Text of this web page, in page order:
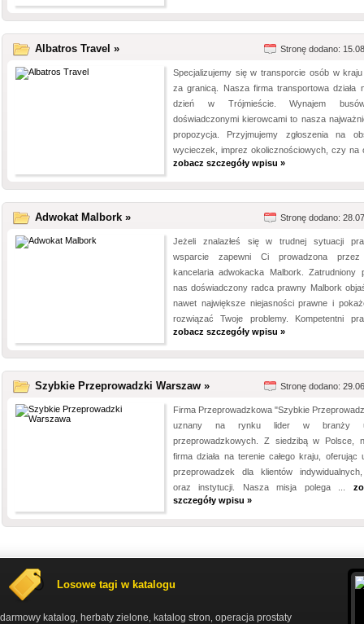
Albatros Travel » Stronę dodano:
Specjalizujemy się w transporcie osób w
za granicą. Nasza firma transportowa działa
dzień w Trójmieście. Wynajem
doświadczonymi kierowcami to nasza
propozycja. Przyjmujemy zgłoszenia na
wycieczek, imprez okolicznościowych, czy na
zobacz szczegóły wpisu »
Adwokat Malbork » Stronę dodano:
Jeżeli znalazłeś się w trudnej sytuacji
wsparcie zapewni Ci prowadzona
kancelaria adwokacka Malbork. Zatrudniony
nas doświadczony radca prawny Malbork
nawet największe niejasności prawne i
rozwiązać Twoje problemy. Kompetentni
zobacz szczegóły wpisu »
Szybkie Przeprowadzki Warszaw » Stronę dodano:
Firma Przeprowadzkowa "Szybkie
uznany na rynku lider w branży
przeprowadzkowych. Z siedzibą w Polsce,
firma działa na terenie całego kraju, oferując
przeprowadzek dla klientów
oraz instytucji. Nasza misja polega ...
szczegóły wpisu »
Losowe tagi w katalogu
darmowy katalog herbaty zielone katalog stron operacja prostaty